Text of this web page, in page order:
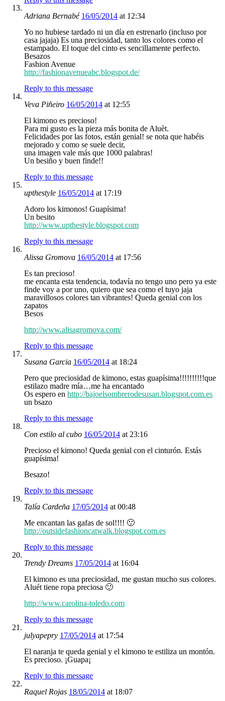
Adriana Bernabé 16/05/2014 at 12:34
Yo no hubiese tardado ni un día en estrenarlo (incluso por
casa jajaja) Es una preciosidad, tanto los colores como el
estampado. El toque del cinto es sencillamente perfecto.
Besazos
Fashion Avenue
http://fashionavenueabc.blogspot.de/
Reply to this message
Veva Piñeiro 16/05/2014 at 12:55
El kimono es precioso!
Para mi gusto es la pieza más bonita de Aluèt.
Felicidades por las fotos, están genial! se nota que habéis
mejorado y como se suele decir,
una imagen vale más que 1000 palabras!
Un besiño y buen finde!!
Reply to this message
upthestyle 16/05/2014 at 17:19
Adoro los kimonos! Guapísima!
Un besito
http://www.upthestyle.blogspot.com
Reply to this message
Alissa Gromova 16/05/2014 at 17:56
Es tan precioso!
me encanta esta tendencia, todavía no tengo uno pero ya este
finde voy a por uno, quiero que sea como el tuyo jaja
maravillosos colores tan vibrantes! Queda genial con los
zapatos
Besos
http://www.alisagromova.com/
Reply to this message
Susana Garcia 16/05/2014 at 18:24
Pero que preciosidad de kimono, estas guapísima!!!!!!!!!!que
estilazo madre mía…me ha encantado
Os espero en http://bajoelsombrerodesusan.blogspot.com.es
un bsazo
Reply to this message
Con estilo al cubo 16/05/2014 at 23:16
Precioso el kimono! Queda genial con el cinturón. Estás
guapísima!
Besazo!
Reply to this message
Talía Cardeña 17/05/2014 at 00:48
Me encantan las gafas de sol!!!! 🙂
http://outsidefashioncatwalk.blogspot.com.es
Reply to this message
Trendy Dreams 17/05/2014 at 16:04
El kimono es una preciosidad, me gustan mucho sus colores.
Aluét tiene ropa preciosa 🙂
http://www.carolina-toledo.com
Reply to this message
julyapepry 17/05/2014 at 17:54
El naranja te queda genial y el kimono te estiliza un montón.
Es precioso. ¡Guapa¡
Reply to this message
Raquel Rojas 18/05/2014 at 18:07